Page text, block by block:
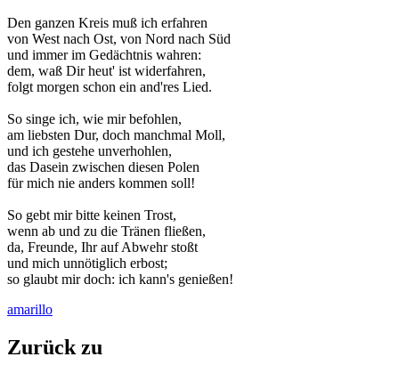
Den ganzen Kreis muß ich erfahren
von West nach Ost, von Nord nach Süd
und immer im Gedächtnis wahren:
dem, waß Dir heut' ist widerfahren,
folgt morgen schon ein and'res Lied.
So singe ich, wie mir befohlen,
am liebsten Dur, doch manchmal Moll,
und ich gestehe unverhohlen,
das Dasein zwischen diesen Polen
für mich nie anders kommen soll!
So gebt mir bitte keinen Trost,
wenn ab und zu die Tränen fließen,
da, Freunde, Ihr auf Abwehr stoßt
und mich unnötiglich erbost;
so glaubt mir doch: ich kann's genießen!
amarillo
Zurück zu